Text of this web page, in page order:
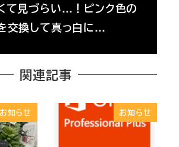
て見づらい…！ピンク色の
交換して真っ白に…
関連記事
お知らせ お知らせ